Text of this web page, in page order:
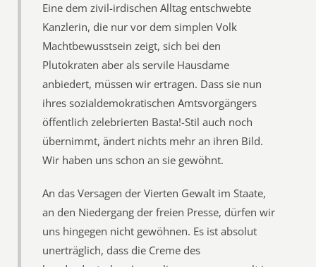
Eine dem zivil-irdischen Alltag entschwebte
Kanzlerin, die nur vor dem simplen Volk
Machtbewusstsein zeigt, sich bei den
Plutokraten aber als servile Hausdame
anbiedert, müssen wir ertragen. Dass sie nun
ihres sozialdemokratischen Amtsvorgängers
öffentlich zelebrierten Basta!-Stil auch noch
übernimmt, ändert nichts mehr an ihren Bild.
Wir haben uns schon an sie gewöhnt.
An das Versagen der Vierten Gewalt im Staate,
an den Niedergang der freien Presse, dürfen wir
uns hingegen nicht gewöhnen. Es ist absolut
unerträglich, dass die Creme des